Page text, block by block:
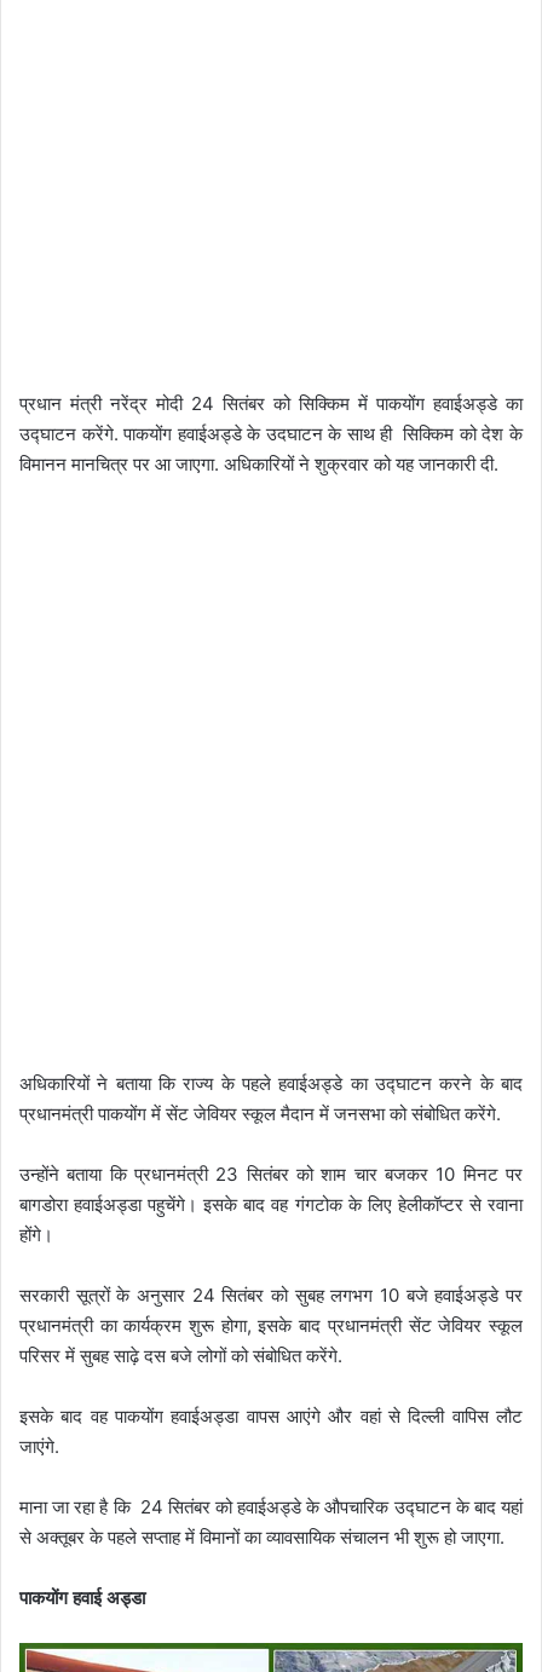
प्रधान मंत्री नरेंद्र मोदी 24 सितंबर को सिक्किम में पाकयोंग हवाईअड्डे का
उद्घाटन करेंगे. पाकयोंग हवाईअड्डे के उदघाटन के साथ ही सिक्किम को देश के
विमानन मानचित्र पर आ जाएगा. अधिकारियों ने शुक्रवार को यह जानकारी दी.
अधिकारियों ने बताया कि राज्य के पहले हवाईअड्डे का उद्घाटन करने के बाद
प्रधानमंत्री पाकयोंग में सेंट जेवियर स्कूल मैदान में जनसभा को संबोधित करेंगे.
उन्होंने बताया कि प्रधानमंत्री 23 सितंबर को शाम चार बजकर 10 मिनट पर
बागडोरा हवाईअड्डा पहुचेंगे। इसके बाद वह गंगटोक के लिए हेलीकॉप्टर से रवाना
होंगे।
सरकारी सूत्रों के अनुसार 24 सितंबर को सुबह लगभग 10 बजे हवाईअड्डे पर
प्रधानमंत्री का कार्यक्रम शुरू होगा, इसके बाद प्रधानमंत्री सेंट जेवियर स्कूल
परिसर में सुबह साढ़े दस बजे लोगों को संबोधित करेंगे.
इसके बाद वह पाकयोंग हवाईअड्डा वापस आएंगे और वहां से दिल्ली वापिस लौट
जाएंगे.
माना जा रहा है कि 24 सितंबर को हवाईअड्डे के औपचारिक उद्घाटन के बाद यहां
से अक्तूबर के पहले सप्ताह में विमानों का व्यावसायिक संचालन भी शुरू हो जाएगा.
पाकयोंग हवाई अड्डा